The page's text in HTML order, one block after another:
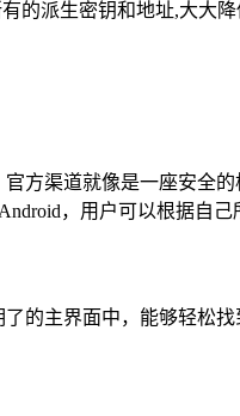
的派生密钥和地址,大大
方渠道就像是一座安全
，用户可以根据自
的主界面中，能够轻松